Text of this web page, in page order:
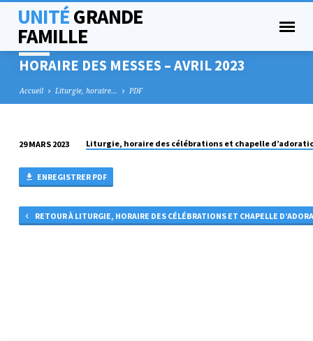
UNITÉGRANDE
FAMILLE
HORAIRE DES MESSES – AVRIL 2023
Accueil Liturgie, horaire… PDF
HORAIRE
DES
MESSES
–
AVRIL
29 MARS 2023 Liturgie, horaire des célébrations et chapelle
ENREGISTRER PDF
RETOUR À LITURGIE, HORAIRE DES CÉLÉBRATIONS ET CHAPELLE